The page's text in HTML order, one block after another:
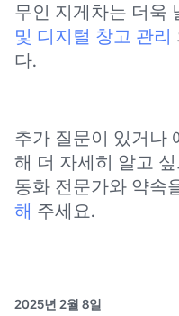
무인 지게차는 더욱
및 디지털 창고 관리
다.
추가 질문이 있거나
해 더 자세히 알고
동화 전문가와 약속
해 주세요.
2025년 2월 8일